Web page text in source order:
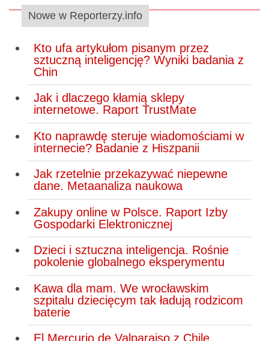
Nowe w Reporterzy.info
Kto ufa artykułom pisanym przez
sztuczną inteligencję? Wyniki badania z
Chin
Jak i dlaczego kłamią sklepy
internetowe. Raport TrustMate
Kto naprawdę steruje wiadomościami w
internecie? Badanie z Hiszpanii
Jak rzetelnie przekazywać niepewne
dane. Metaanaliza naukowa
Zakupy online w Polsce. Raport Izby
Gospodarki Elektronicznej
Dzieci i sztuczna inteligencja. Rośnie
pokolenie globalnego eksperymentu
Kawa dla mam. We wrocławskim
szpitalu dziecięcym tak ładują rodzicom
baterie
El Mercurio de Valparaiso z Chile.